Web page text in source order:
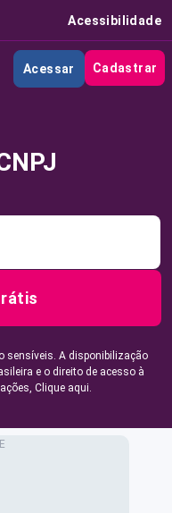
Acessibilidade
Acessar Cadastrar
sensíveis. A disponibilização
e o direito de acesso à
Clique aqui.